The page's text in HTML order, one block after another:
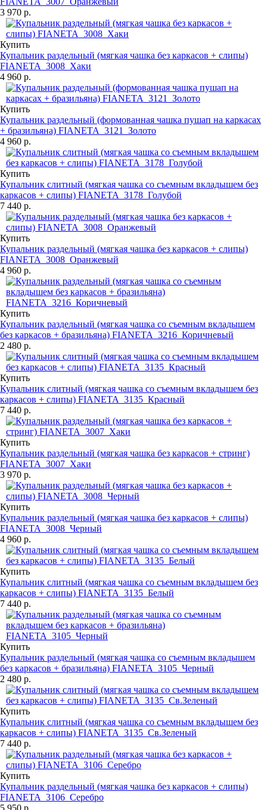
3 970 р.
Купить
Купальник раздельный (мягкая чашка без каркасов + слипы)
FIANETA_3008_Хаки
4 960 р.
Купить
Купальник раздельный (формованная чашка пушап на каркасах
+ бразильяна) FIANETA_3121_Золото
4 960 р.
Купить
Купальник слитный (мягкая чашка со съемным вкладышем без
каркасов + слипы) FIANETA_3178_Голубой
7 440 р.
Купить
Купальник раздельный (мягкая чашка без каркасов + слипы)
FIANETA_3008_Оранжевый
4 960 р.
Купить
Купальник раздельный (мягкая чашка со съемным вкладышем
без каркасов + бразильяна) FIANETA_3216_Коричневый
2 480 р.
Купить
Купальник слитный (мягкая чашка со съемным вкладышем без
каркасов + слипы) FIANETA_3135_Красный
7 440 р.
Купить
Купальник раздельный (мягкая чашка без каркасов + стринг)
FIANETA_3007_Хаки
3 970 р.
Купить
Купальник раздельный (мягкая чашка без каркасов + слипы)
FIANETA_3008_Черный
4 960 р.
Купить
Купальник слитный (мягкая чашка со съемным вкладышем без
каркасов + слипы) FIANETA_3135_Белый
7 440 р.
Купить
Купальник раздельный (мягкая чашка со съемным вкладышем
без каркасов + бразильяна) FIANETA_3105_Черный
2 480 р.
Купить
Купальник слитный (мягкая чашка со съемным вкладышем без
каркасов + слипы) FIANETA_3135_Св.Зеленый
7 440 р.
Купить
Купальник раздельный (мягкая чашка без каркасов + слипы)
FIANETA_3106_Серебро